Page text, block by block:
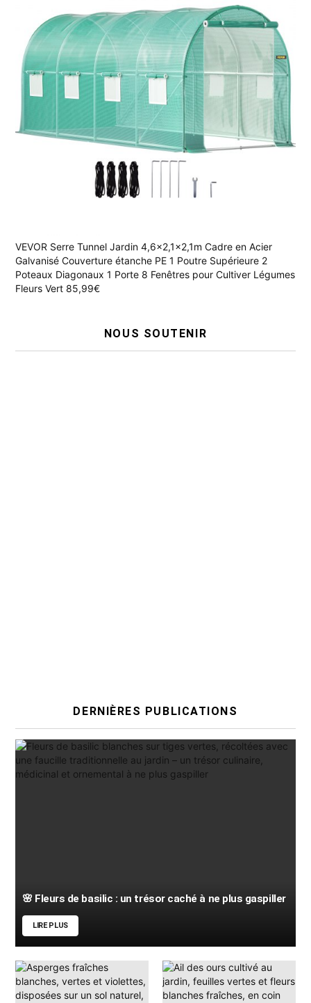
VEVOR Serre Tunnel Jardin 4,6x2,1x2,1m Cadre en Acier
Galvanisé Couverture étanche PE 1 Poutre Supérieure 2
Poteaux Diagonaux 1 Porte 8 Fenêtres pour Cultiver Légumes
Fleurs Vert 85,99€
NOUS SOUTENIR
DERNIÈRES PUBLICATIONS
🌸 Fleurs de basilic : un trésor caché à ne plus gaspiller
LIRE PLUS